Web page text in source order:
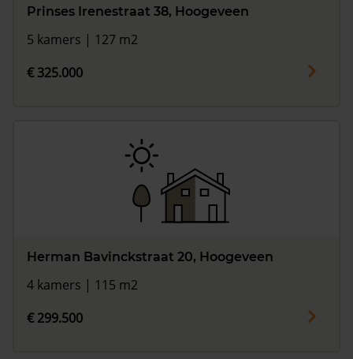
Prinses Irenestraat 38, Hoogeveen
5 kamers | 127 m2
€ 325.000
Herman Bavinckstraat 20, Hoogeveen
4 kamers | 115 m2
€ 299.500